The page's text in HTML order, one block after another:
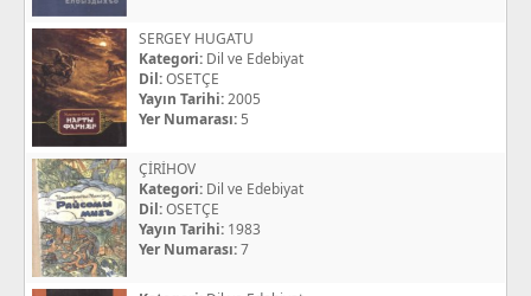
SERGEY HUGATU
Kategori: Dil ve Edebiyat
Dil:OSETÇE
Yayın Tarihi:2005
Yer Numarası: 5
ÇİRİHOV
Kategori: Dil ve Edebiyat
Dil:OSETÇE
Yayın Tarihi: 1983
Yer Numarası:7